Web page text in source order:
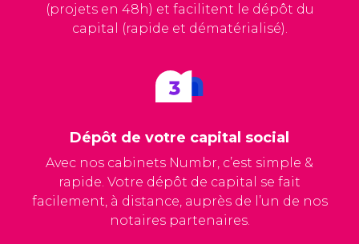
(projets en 48h) et facilitent le dépôt du
capital (rapide et dématérialisé).
Dépôt de votre capital social
Avec nos cabinets Numbr, c’est simple &
rapide. Votre dépôt de capital se fait
facilement, à distance, auprès de l’un de nos
notaires partenaires.